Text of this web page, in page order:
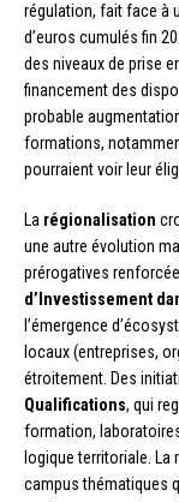
régulation, fait face à
d’euros cumulés fin
des niveaux de prise
financement des
probable
formations,
pourraient voir leur
La régionalisation
une autre évolution
prérogatives
d’Investissement
l’émergence
locaux (entreprises,
étroitement. Des
Qualifications, qui
formation,
logique territoriale. La
campus thématiques